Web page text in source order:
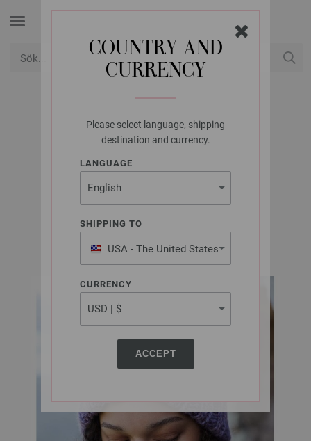
COUNTRY AND
CURRENCY
Please select language, shipping
destination and currency.
LANGUAGE
SHIPPING TO
USA - The United States
of America
CURRENCY
ACCEPT
LANA GROSSA
MÖSSA GOMITOLO
VERSIONE
GOMITOLO No. 16 | Modell 11